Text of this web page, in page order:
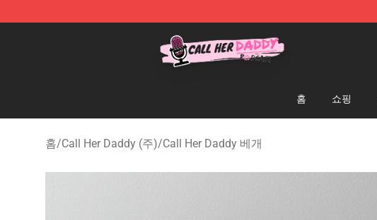
Call Her Daddy Store - Official Call Her Daddy Merchandise Shop
홈 쇼핑
홈/Call Her Daddy (주)/Call Her Daddy 베개